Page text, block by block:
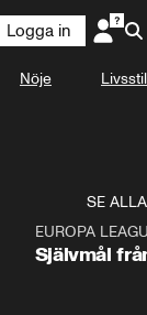
Logga in
Nöje Livsstil
SE ALLA
EUROPA
Självmål